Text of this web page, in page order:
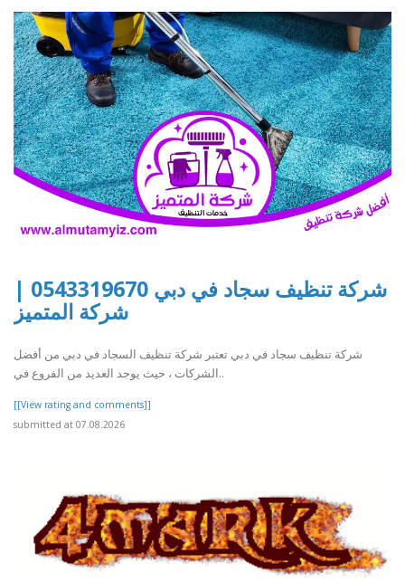
شركة تنظيف سجاد في دبي 0543319670 |
شركة المتميز
شركة تنظيف سجاد في دبي تعتبر شركة تنظيف السجاد في دبي من أفضل
الشركات ، حيث يوجد العديد من الفروع في..
[[View rating and comments]]
submitted at 07.08.2026